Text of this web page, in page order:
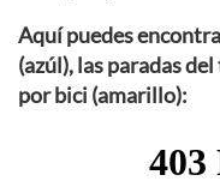
Aquí puedes
(azúl), las paradas
por bici (amarillo):